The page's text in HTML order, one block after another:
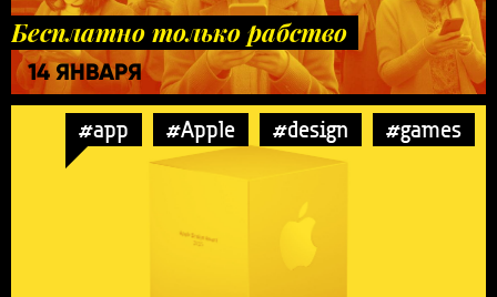
Бесплатно только рабство
14 ЯНВАРЯ
#app #Apple #design #games